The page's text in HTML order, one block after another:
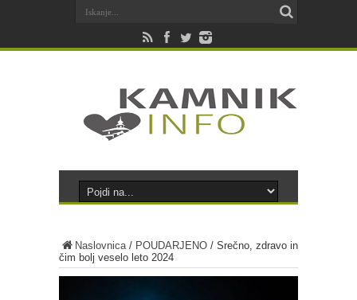
Naslovnica/ POUDARJENO / Srečno, zdravo in
čim bolj veselo leto 2024